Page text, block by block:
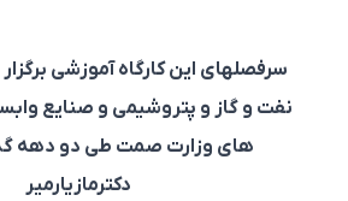
سرفصلهای این کارگاه آموزشی برگزار
نفت و گاز و پتروشیمی و صنایع وابسته
های وزارت صمت طی دو دهه
دکترمازیارمیر